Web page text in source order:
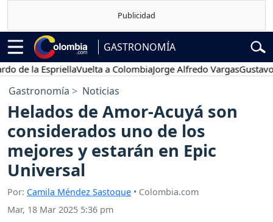
GASTRONOMÍA
la EspriellaVuelta a ColombiaJorge Alfredo VargasGustavo
Gastronomía Noticias
Helados de Amor-Acuyá son
considerados uno de los
mejores y estarán en Epic
Universal
Por: Camila Méndez Sastoque • Colombia.com
Mar, 18 Mar 2025 5:36 pm